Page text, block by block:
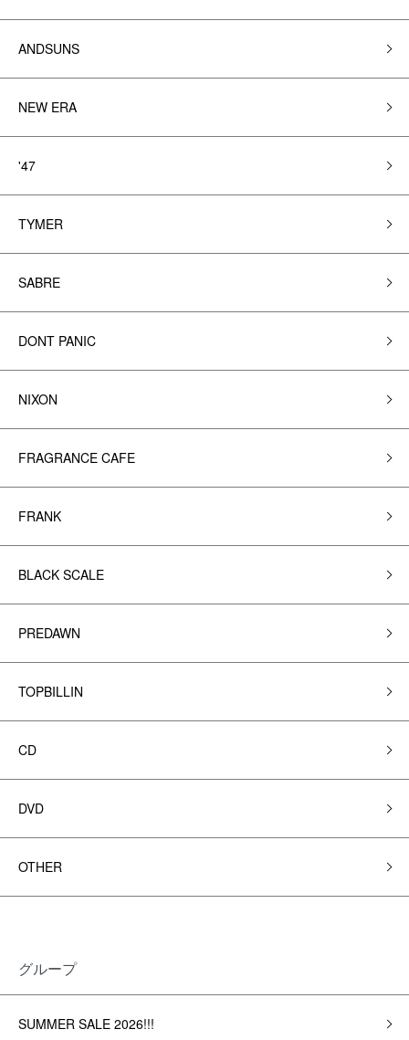
ANDSUNS
NEW ERA
'47
TYMER
SABRE
DONT PANIC
NIXON
FRAGRANCE CAFE
FRANK
BLACK SCALE
PREDAWN
TOPBILLIN
CD
DVD
OTHER
グループ
SUMMER SALE 2026!!!